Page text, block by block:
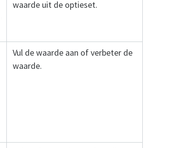
waarde uit de optieset.
Vul de waarde aan of verbeter de
waarde.